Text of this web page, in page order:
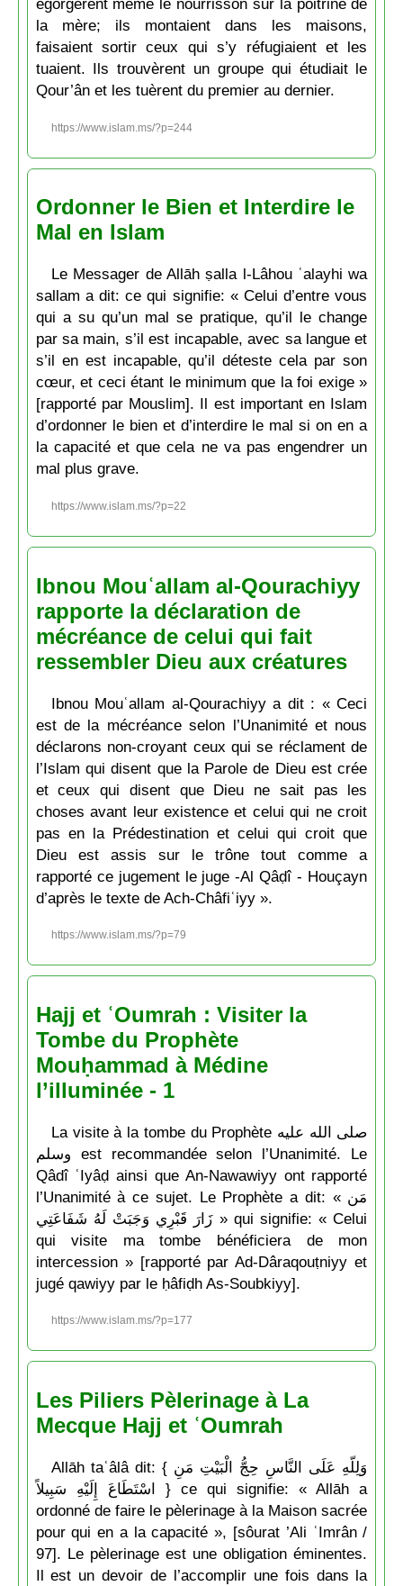
égorgèrent même le nourrisson sur la poitrine de
la mère; ils montaient dans les maisons,
faisaient sortir ceux qui s’y réfugiaient et les
tuaient. Ils trouvèrent un groupe qui étudiait le
Qour’ân et les tuèrent du premier au dernier.
https://www.islam.ms/?p=244
Ordonner le Bien et Interdire le
Mal en Islam
Le Messager de Allāh ṣalla l-Lâhou ʿalayhi wa
sallam a dit: ce qui signifie: « Celui d’entre vous
qui a su qu’un mal se pratique, qu’il le change
par sa main, s’il est incapable, avec sa langue et
s’il en est incapable, qu’il déteste cela par son
cœur, et ceci étant le minimum que la foi exige »
[rapporté par Mouslim]. Il est important en Islam
d’ordonner le bien et d’interdire le mal si on en a
la capacité et que cela ne va pas engendrer un
mal plus grave.
https://www.islam.ms/?p=22
Ibnou Mouʿallam al-Qourachiyy
rapporte la déclaration de
mécréance de celui qui fait
ressembler Dieu aux créatures
Ibnou Mouʿallam al-Qourachiyy a dit : « Ceci
est de la mécréance selon l’Unanimité et nous
déclarons non-croyant ceux qui se réclament de
l’Islam qui disent que la Parole de Dieu est crée
et ceux qui disent que Dieu ne sait pas les
choses avant leur existence et celui qui ne croit
pas en la Prédestination et celui qui croit que
Dieu est assis sur le trône tout comme a
rapporté ce jugement le juge -Al Qâḍî - Houçayn
d’après le texte de Ach-Châfiʿiyy ».
https://www.islam.ms/?p=79
Hajj et ʿOumrah : Visiter la
Tombe du Prophète
Mouḥammad à Médine
l’illuminée - 1
La visite à la tombe du Prophète صلى الله عليه
وسلم est recommandée selon l’Unanimité. Le
Qâdî ʿIyâḍ ainsi que An-Nawawiyy ont rapporté
l’Unanimité à ce sujet. Le Prophète a dit: « مَن
زَارَ قَبْرِي وَجَبَتْ لَهُ شَفَاعَتِي » qui signifie: « Celui
qui visite ma tombe bénéficiera de mon
intercession » [rapporté par Ad-Dâraqouṭniyy et
jugé qawiyy par le ḥâfiḍh As-Soubkiyy].
https://www.islam.ms/?p=177
Les Piliers Pèlerinage à La
Mecque Hajj et ʿOumrah
Allāh taʿâlâ dit: { وَلِلّهِ عَلَى النَّاسِ حِجُّ الْبَيْتِ مَنِ
اسْتَطَاعَ إِلَيْهِ سَبِيلاً } ce qui signifie: « Allāh a
ordonné de faire le pèlerinage à la Maison sacrée
pour qui en a la capacité », [sôurat ’Ali ʿImrân /
97]. Le pèlerinage est une obligation éminentes.
Il est un devoir de l’accomplir une fois dans la